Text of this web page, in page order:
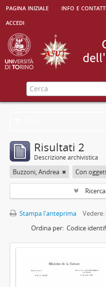
pagina iniziale info e
accedi
Risultati 2
Descrizione archivistica
Buzzoni, Andrea Con
Stampa l'anteprima
Vedere:
Ordina per: Codice